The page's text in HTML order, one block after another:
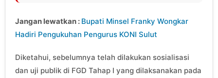
Jangan lewatkan : Bupati Minsel Franky Wongkar
Hadiri Pengukuhan Pengurus KONI Sulut
Diketahui, sebelumnya telah dilakukan sosialisasi
dan uji publik di FGD Tahap I yang dilaksanakan pada